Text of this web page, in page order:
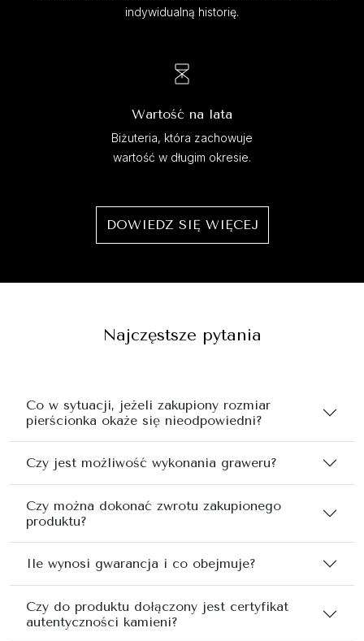
indywidualną historię.
Wartość na lata
Biżuteria, która zachowuje
wartość w długim okresie.
DOWIEDZ SIĘ WIĘCEJ
Najczęstsze pytania
Co w sytuacji, jeżeli zakupiony rozmiar
pierścionka okaże się nieodpowiedni?
Czy jest możliwość wykonania graweru?
Czy można dokonać zwrotu zakupionego
produktu?
Ile wynosi gwarancja i co obejmuje?
Czy do produktu dołączony jest certyfikat
autentyczności kamieni?